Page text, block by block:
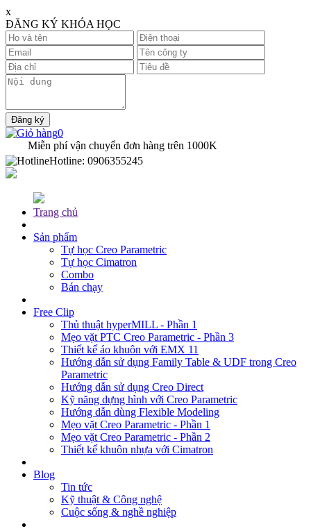
x
ĐĂNG KÝ KHÓA HỌC
0
Miễn phí vận chuyển đơn hàng trên1000K
Hotline: 0906355245
Trang chủ
Sản phẩm
Tự học Creo Parametric
Tự học Cimatron
Combo
Bán chạy
Free Clip
Thủ thuật hyperMILL - Phần 1
Mẹo vặt PTC Creo Parametric - Phần 3
Thiết kế áo khuôn với EMX 11
Hướng dẫn sử dụng Family Table & UDF trong Creo
Parametric
Hướng dẫn sử dụng Creo Direct
Kỹ năng dựng hình với Creo Parametric
Hướng dẫn dùng Flexible Modeling
Mẹo vặt Creo Parametric - Phần 1
Mẹo vặt Creo Parametric - Phần 2
Thiết kế khuôn nhựa với Cimatron
Blog
Tin tức
Kỹ thuật & Công nghệ
Cuộc sống & nghề nghiệp